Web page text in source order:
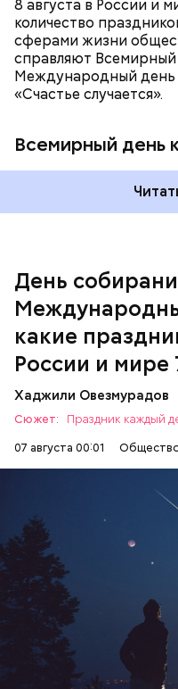
8 августа в России и
количество
сферами жизни
справляют
Международный день
«Счастье случается».
Всемирный день
День
какие
России и мире
Хаджили Овезмурадов
Сюжет:
Праздник каждый
07 августа 00:01
День собирания
метеорного потока
можно наблюдать в
смотреть на
город — в местность,
загрязнения и где
наблюдать за
ЕДА ПРАЗДНИКИ
СЛАДОСТИ
— Кабачки,
обжарить на
петрушки, чеснок,
Получается очень
Копылов.
Спагетти из